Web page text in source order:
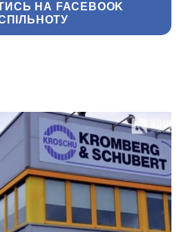
НА FACEBOOK